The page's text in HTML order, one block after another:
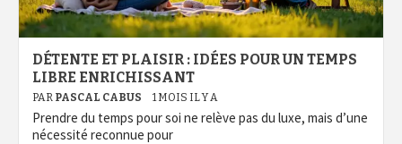
DÉTENTE ET PLAISIR : IDÉES POUR UN TEMPS
LIBRE ENRICHISSANT
PAR PASCAL CABUS 1 MOIS IL Y A
Prendre du temps pour soi ne relève pas du luxe, mais d’une
nécessité reconnue pour